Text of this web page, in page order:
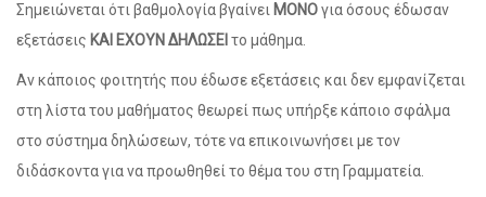
Σημειώνεται ότι βαθμολογία βγαίνει ΜΟΝΟγια όσους έδωσαν
εξετάσεις ΚΑΙ ΕΧΟΥΝ ΔΗΛΩΣΕΙ το μάθημα.
Αν κάποιος φοιτητής που έδωσε εξετάσεις και δεν εμφανίζεται
στη λίστα του μαθήματος θεωρεί πως υπήρξε κάποιο σφάλμα
στο σύστημα δηλώσεων, τότε να επικοινωνήσει με τον
διδάσκοντα για να προωθηθεί το θέμα του στη Γραμματεία.